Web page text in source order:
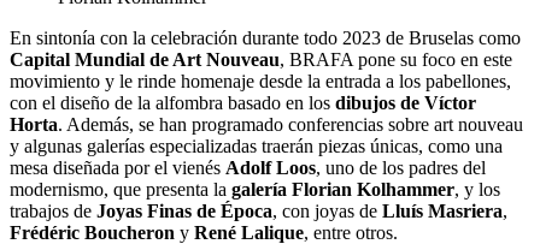
En sintonía con la celebración durante todo 2023 de Bruselas como
Capital Mundial de Art Nouveau, BRAFA pone su foco en este
movimiento y le rinde homenaje desde la entrada a los pabellones,
con el diseño de la alfombra basado en los dibujos de Víctor
Horta. Además, se han programado conferencias sobre art nouveau
y algunas galerías especializadas traerán piezas únicas, como una
mesa diseñada por el vienés Adolf Loos, uno de los padres del
modernismo, que presenta la galería Florian Kolhammer, y los
trabajos de Joyas Finas de Época, con joyas de Lluís Masriera,
Frédéric Boucheron y René Lalique, entre otros.